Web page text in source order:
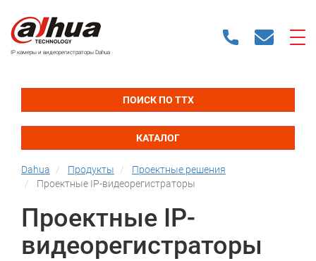
IP камеры и видеорегистраторы Dahua
ПОИСК ПО ТТХ
КАТАЛОГ
Dahua Продукты
Проектные решения
Проектные IP-видеорегистраторы
Проектные IP-
видеорегистраторы